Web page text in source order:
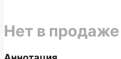
Нет в продаже